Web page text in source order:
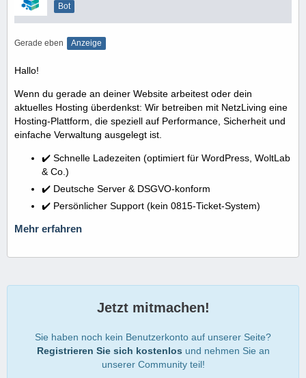
Bot
Gerade eben Anzeige
Hallo!
Wenn du gerade an deiner Website arbeitest oder dein
aktuelles Hosting überdenkst: Wir betreiben mit NetzLiving eine
Hosting-Plattform, die speziell auf Performance, Sicherheit und
einfache Verwaltung ausgelegt ist.
✔️ Schnelle Ladezeiten (optimiert für WordPress, WoltLab
& Co.)
✔️ Deutsche Server & DSGVO-konform
✔️ Persönlicher Support (kein 0815-Ticket-System)
Mehr erfahren
Jetzt mitmachen!
Sie haben noch kein Benutzerkonto auf unserer Seite?
Registrieren Sie sich kostenlos und nehmen Sie an
unserer Community teil!